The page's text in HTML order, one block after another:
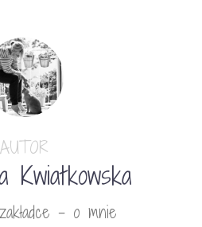
AUTOR
Kwiatkowska
- o mnie